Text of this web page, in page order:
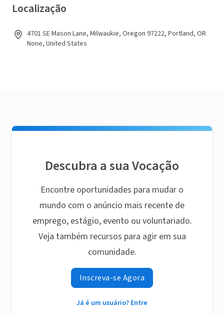
Localização
4701 SE Mason Lane, Milwaukie, Oregon 97222, Portland, OR
None, United States
Descubra a sua Vocação
Encontre oportunidades para mudar o
mundo com o anúncio mais recente de
emprego, estágio, evento ou voluntariado.
Veja também recursos para agir em sua
comunidade.
Inscreva-se Agora
Já é um usuário? Entre